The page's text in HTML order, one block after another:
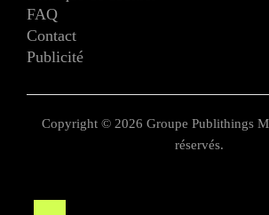
FAQ
Contact
Publicité
Copyright © 2026 Groupe Publithings
réservés.